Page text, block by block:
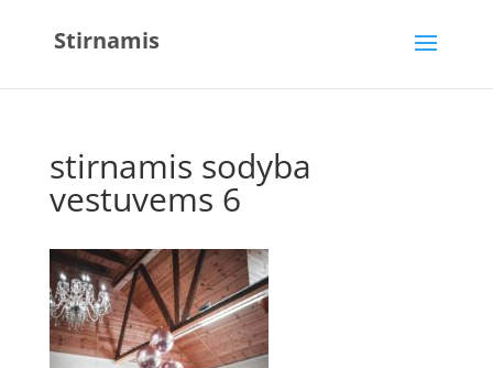
Stirnamis
stirnamis sodyba
vestuvems 6